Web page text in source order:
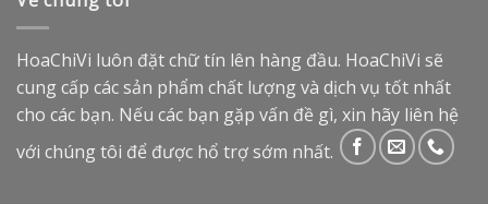
HoaChiVi luôn đặt chữ tín lên hàng đầu. HoaChiVi sẽ
cung cấp các sản phẩm chất lượng và dịch vụ tốt nhất
cho các bạn. Nếu các bạn gặp vấn đề gì, xin hãy liên hệ
với chúng tôi để được hổ trợ sớm nhất.